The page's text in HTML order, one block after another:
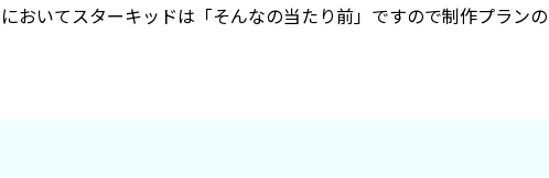
おいてスターキッドは「そんなの当たり前」ですので制作プランの